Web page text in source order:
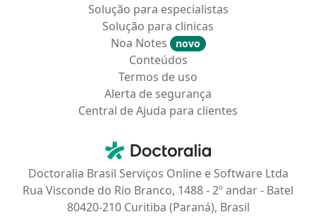
Solução para especialistas
Solução para clinicas
Noa Notes
novo
Conteúdos
Termos de uso
Alerta de segurança
Central de Ajuda para clientes
Doctoralia - Homepage
Doctoralia Brasil Serviços Online e Software Ltda
Rua Visconde do Rio Branco, 1488 - 2º andar - Batel
80420-210 Curitiba (Paraná), Brasil